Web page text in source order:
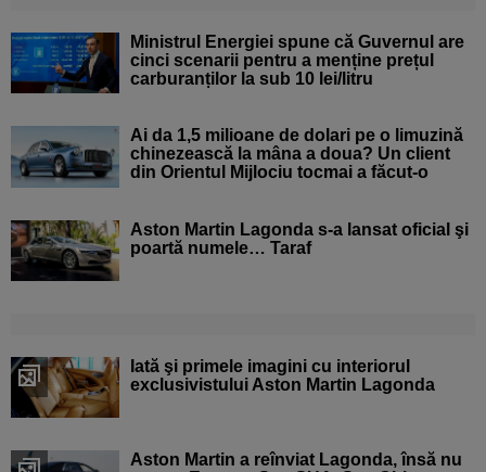
Ministrul Energiei spune că Guvernul are
cinci scenarii pentru a menține prețul
carburanților la sub 10 lei/litru
Ai da 1,5 milioane de dolari pe o limuzină
chinezească la mâna a doua? Un client
din Orientul Mijlociu tocmai a făcut-o
Aston Martin Lagonda s-a lansat oficial şi
poartă numele… Taraf
Iată şi primele imagini cu interiorul
exclusivistului Aston Martin Lagonda
Aston Martin a reînviat Lagonda, însă nu